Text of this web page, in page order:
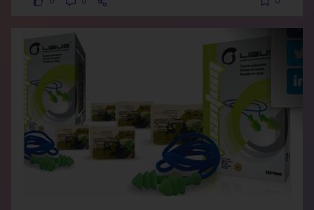
0 0 0